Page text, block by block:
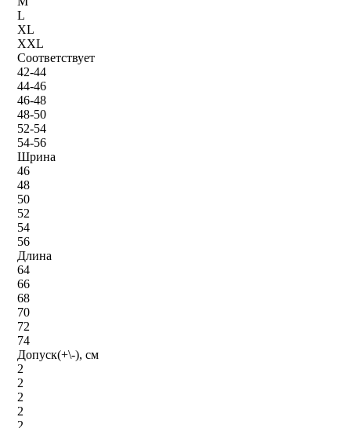
L
XL
XXL
Соответствует
42-44
44-46
46-48
48-50
52-54
54-56
Шрина
46
48
50
52
54
56
Длина
64
66
68
70
72
74
Допуск(+\-), см
2
2
2
2
2